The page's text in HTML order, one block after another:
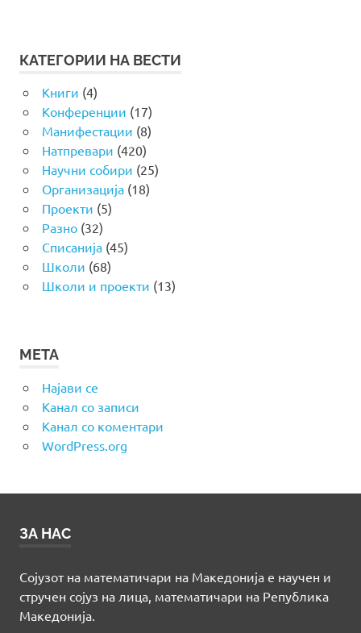
КАТЕГОРИИ НА ВЕСТИ
Книги (4)
Конференции (17)
Манифестации (8)
Натпревари (420)
Научни собири (25)
Организација(18)
Проекти (5)
Разно(32)
Списанија(45)
Школи (68)
Школи и проекти (13)
МЕТА
Најави се
Канал со записи
Канал со коментари
WordPress.org
ЗА НАС
Сојузот на математичари на Македонија е научен и
стручен сојуз на лица, математичари на Република
Македонија.